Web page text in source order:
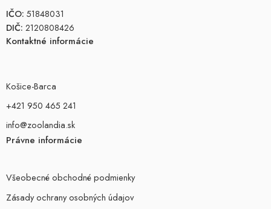
IČO: 51848031
DIČ: 2120808426
Kontaktné informácie
Košice-Barca
+421 950 465 241
info@zoolandia.sk
Právne informácie
Všeobecné obchodné podmienky
Zásady ochrany osobných údajov